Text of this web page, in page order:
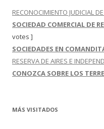
RECONOCIMIENTO JUDICIAL
SOCIEDAD COMERCIAL DE
votes ]
SOCIEDADES EN
RESERVA DE AIRES E
CONOZCA SOBRE LOS
MÁS VISITADOS